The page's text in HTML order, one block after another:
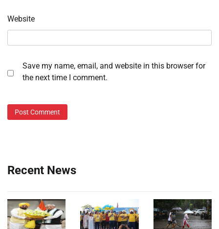
Website
Save my name, email, and website in this browser for
the next time I comment.
Recent News